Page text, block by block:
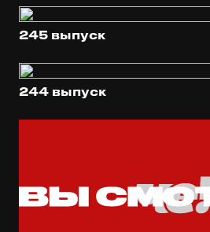
245 выпуск
244 выпуск